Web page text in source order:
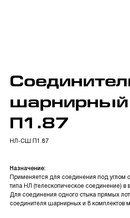
П1.87
НЛ-СШ П1.87
Назначение:
Применяется для соединения под углом
типа НЛ (телескопическое соединение) в
Для соединения одного стыка прямых
соединителя шарнирных и 8 комплектов